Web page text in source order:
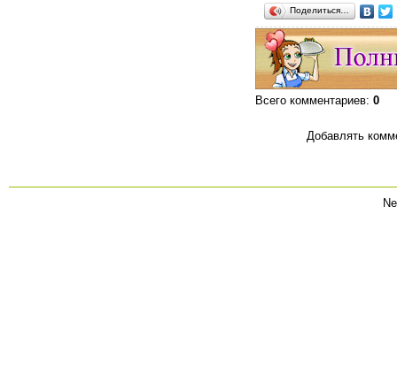
Поделиться…
Всего комментариев: 0
Добавлять